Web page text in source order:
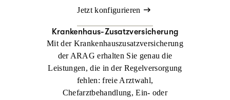
Jetzt konfigurieren
Krankenhaus-Zusatzversicherung
Mit der Krankenhauszusatzversicherung
der ARAG erhalten Sie genau die
Leistungen, die in der Regelversorgung
fehlen: freie Arztwahl,
Chefarztbehandlung, Ein- oder